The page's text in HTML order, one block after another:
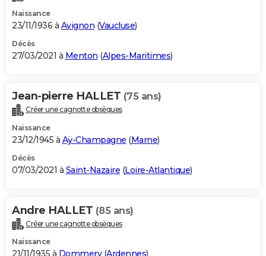
Naissance
23/11/1936 à Avignon (Vaucluse)
Décès
27/03/2021 à Menton (Alpes-Maritimes)
Jean-pierre HALLET (75 ans)
Créer une cagnotte obsèques
Naissance
23/12/1945 à Aÿ-Champagne (Marne)
Décès
07/03/2021 à Saint-Nazaire (Loire-Atlantique)
Andre HALLET (85 ans)
Créer une cagnotte obsèques
Naissance